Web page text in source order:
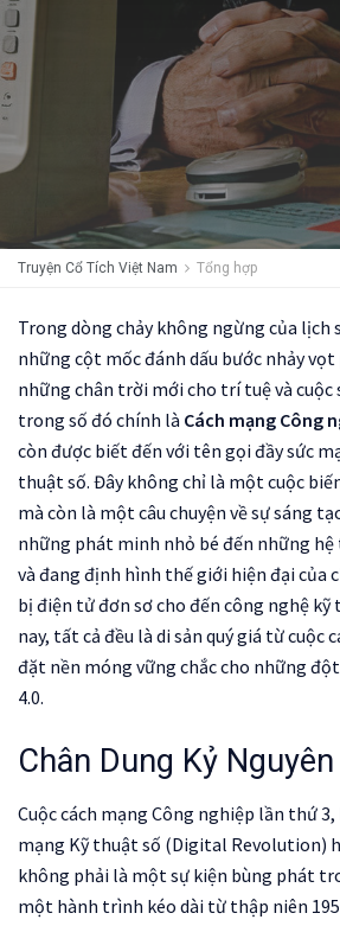
Truyện Cổ Tích Việt Nam Tổng hợp
Trong dòng chảy không ngừng của lịch
những cột mốc đánh dấu bước nhảy
những chân trời mới cho trí tuệ và cuộc
trong số đó chính là Cách mạng Công
còn được biết đến với tên gọi đầy sức
thuật số. Đây không chỉ là một cuộc
mà còn là một câu chuyện về sự sáng
những phát minh nhỏ bé đến những
và đang định hình thế giới hiện đại của
bị điện tử đơn sơ cho đến công nghệ
nay, tất cả đều là di sản quý giá từ cuộc
đặt nền móng vững chắc cho những
4.0.
Chân Dung Kỷ
Cuộc cách mạng Công nghiệp lần thứ 3,
mạng Kỹ thuật số (Digital Revolution)
không phải là một sự kiện bùng phát
một hành trình kéo dài từ thập niên